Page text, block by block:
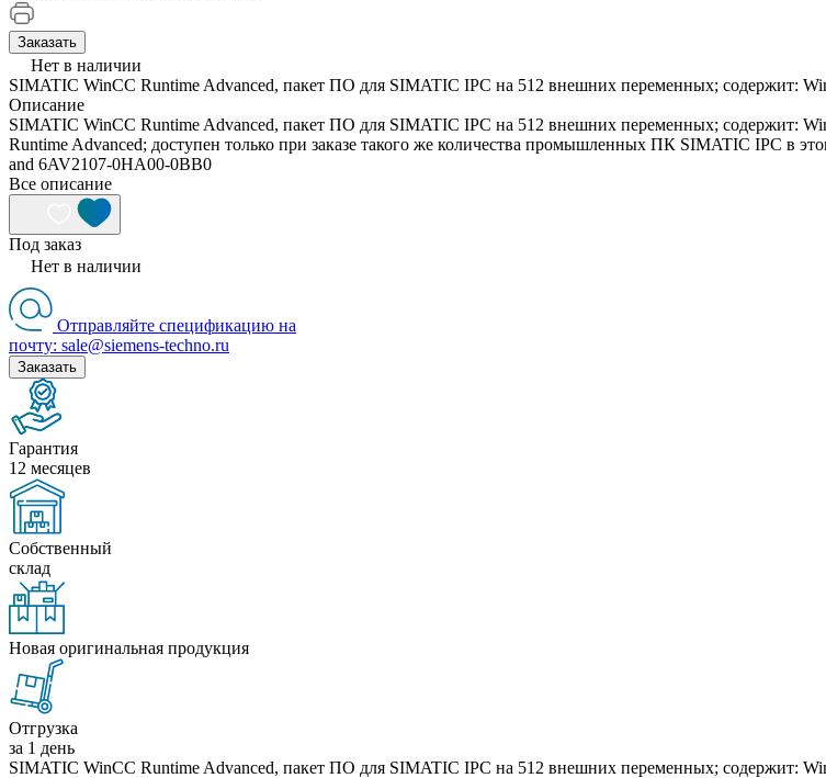
Заказать
Нет в наличии
SIMATIC WinCC Runtime Advanced, пакет ПО для SIMATIC IPC на 512 внешних переменных; содержит:
Описание
SIMATIC WinCC Runtime Advanced, пакет ПО для SIMATIC IPC на 512 внешних переменных; содержит:
Runtime Advanced; доступен только при заказе такого же количества промышленных ПК SIMATIC
and 6AV2107-0HA00-0BB0
Все описание
Под заказ
Нет в наличии
Отправляйте спецификацию на
почту: sale@siemens-techno.ru
Заказать
Гарантия
12 месяцев
Собственный
склад
Новая оригинальная продукция
Отгрузка
за 1 день
SIMATIC WinCC Runtime Advanced, пакет ПО для SIMATIC IPC на 512 внешних переменных; содержит: